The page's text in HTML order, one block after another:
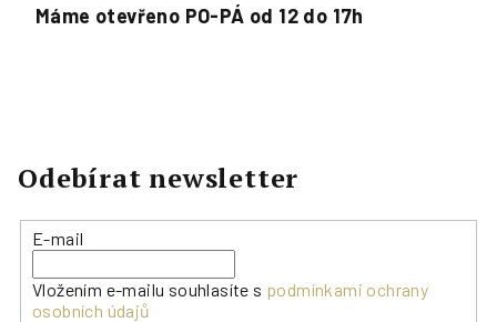
Máme otevřeno PO-PÁ od 12 do 17h
Odebírat newsletter
E-mail
Vložením e-mailu souhlasíte s podmínkami ochrany
osobních údajů